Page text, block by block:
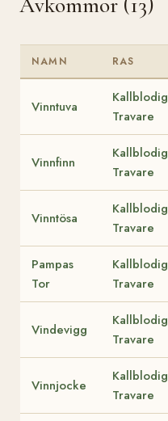
NAMN RAS
Vinntuva
Kallblodig
Travare
Vinnfinn
Kallblodig
Travare
Vinntösa
Kallblodig
Travare
Pampas
Tor
Kallblodig
Travare
Vindevigg
Kallblodig
Travare
Vinnjocke
Kallblodig
Travare